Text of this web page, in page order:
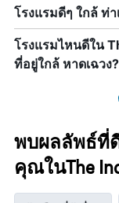
โรงแรมดีๆ ใกล้ ท่
โรงแรมไหนดีใน
ที่อยู่ใกล้ หาดเฉวง?
พบผลลัพธ์ที่
คุณในThe